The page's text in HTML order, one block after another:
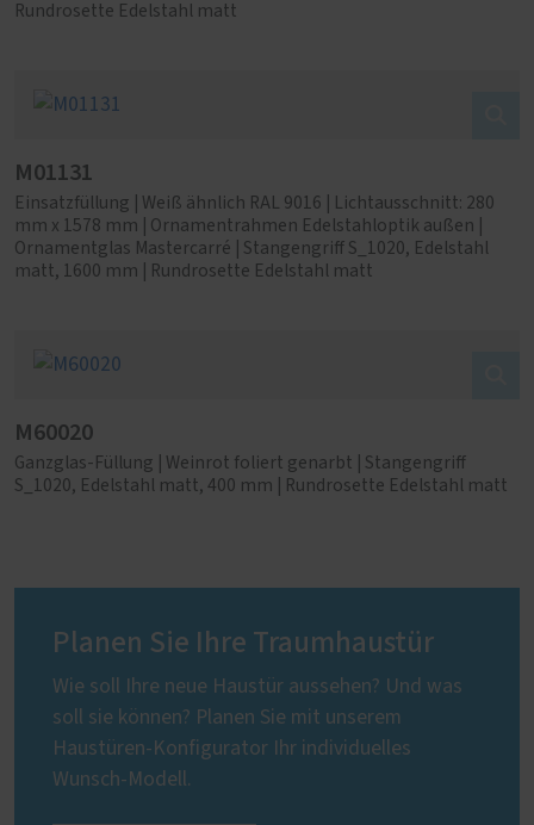
Rundrosette Edelstahl matt
M01131
Einsatzfüllung | Weiß ähnlich RAL 9016 | Lichtausschnitt: 280
mm x 1578 mm | Ornamentrahmen Edelstahloptik außen |
Ornamentglas Mastercarré | Stangengriff S_1020, Edelstahl
matt, 1600 mm | Rundrosette Edelstahl matt
M60020
Ganzglas-Füllung | Weinrot foliert genarbt | Stangengriff
S_1020, Edelstahl matt, 400 mm | Rundrosette Edelstahl matt
Planen Sie Ihre Traumhaustür
Wie soll Ihre neue Haustür aussehen? Und was
soll sie können? Planen Sie mit unserem
Haustüren-Konfigurator Ihr individuelles
Wunsch-Modell.